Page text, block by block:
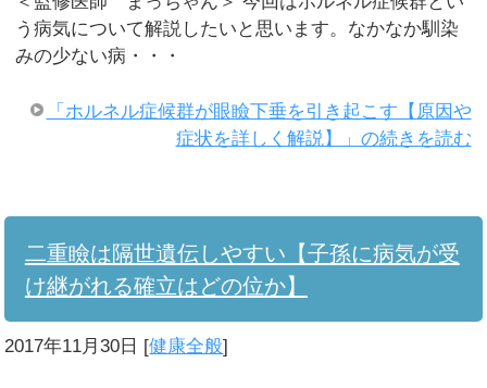
う病気について解説したいと思います。なかなか馴染
みの少ない病・・・
「ホルネル症候群が眼瞼下垂を引き起こす【原因や
症状を詳しく解説】」の続きを読む
二重瞼は隔世遺伝しやすい【子孫に病気が受
け継がれる確立はどの位か】
2017年11月30日 [健康全般]